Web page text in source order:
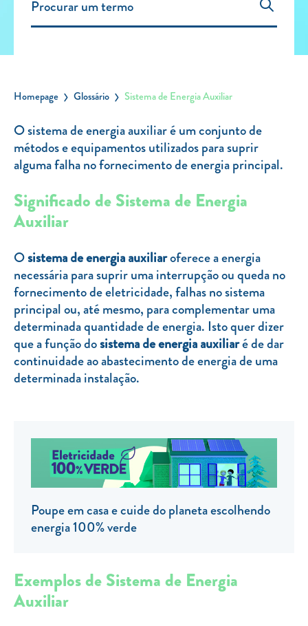
Carregar Fora de Casa
Leituras
Sobre nós
Contactos
FAQ
Blog
Mais informações
SERVIÇOS
ROTULAGEM
JUNTE-SE A NÓS
TARIFA SOCIAL
APP MOBILE
CONTADORES ELÉTRICOS
PRÉMIOS
EFICIÊNCIA ENERGÉTICA
FRAUDE E SEGURANÇA
Preços de referência
Livro de reclamações
Homepage Glossário Sistema de Energia Auxiliar
O sistema de energia auxiliar é um conjunto de
métodos e equipamentos utilizados para suprir
alguma falha no fornecimento de energia principal.
Significado de Sistema de Energia
Auxiliar
Osistema de energia auxiliaroferece a energia
necessária para suprir uma interrupção ou queda no
fornecimento de eletricidade, falhas no sistema
principal ou, até mesmo, para complementar uma
determinada quantidade de energia. Isto quer dizer
que a função dosistema de energia auxiliaré de dar
continuidade ao abastecimento de energia de uma
determinada instalação.
Poupe em casa e cuide do planeta escolhendo
energia 100% verde
Exemplos de Sistema de Energia
Auxiliar